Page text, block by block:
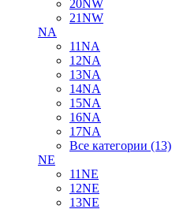
20NW
21NW
NA
11NA
12NA
13NA
14NA
15NA
16NA
17NA
Все категории (13)
NE
11NE
12NE
13NE